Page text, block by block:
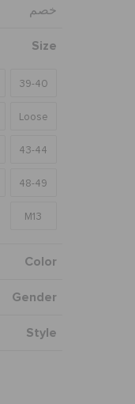
خصم
Size
39-40
Loose
43-44
48-49
M13
Color
Gender
Style